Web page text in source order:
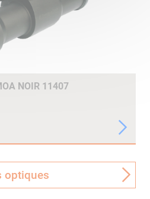
NOIR 11407
optiques